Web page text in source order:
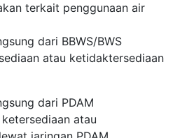
terkait penggunaan air
dari BBWS/BWS
atau ketidaktersediaan
dari PDAM
atau